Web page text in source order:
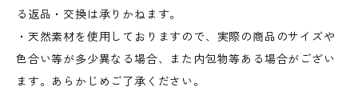
る返品・交換は承りかねます。
・天然素材を使用しておりますので、実際の商品のサイズや
色合い等が多少異なる場合、また内包物等ある場合がござい
ます。あらかじめご了承ください。